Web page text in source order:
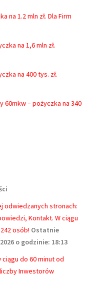
na 1.2 mln zł. Dla Firm
na 1,6 mln zł.
na 400 tys. zł.
60mkw – pożyczka na 340
odwiedzanych stronach:
Kontakt. W ciągu
osób! Ostatnie
o godzinie: 18:13
do 60 minut od
Inwestorów